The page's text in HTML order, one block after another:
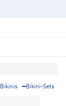
Bikinis Bikini-Sets